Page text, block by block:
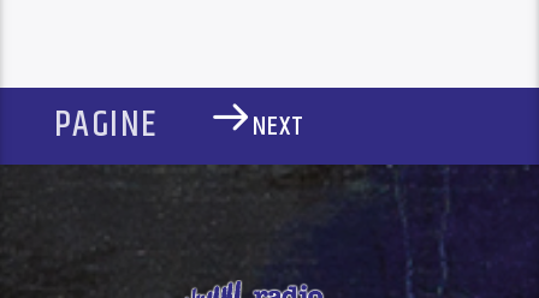
PAGINE NEXT